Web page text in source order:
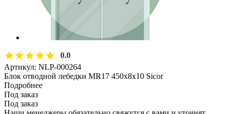
0.0
Артикул: NLP-000264
Блок отводной лебедки MR17 450х8х10 Sicor
Подробнее
Под заказ
Под заказ